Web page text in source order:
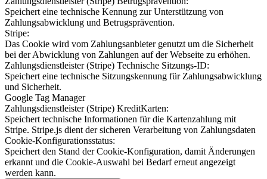
Speichert eine technische Kennung zur Unterstützung von
Zahlungsabwicklung und Betrugsprävention.
Stripe:
Das Cookie wird vom Zahlungsanbieter genutzt um die Sicherheit
bei der Abwicklung von Zahlungen auf der Webseite zu erhöhen.
Zahlungsdienstleister (Stripe) Technische Sitzungs-ID:
Speichert eine technische Sitzungskennung für Zahlungsabwicklung
und Sicherheit.
Google Tag Manager
Zahlungsdienstleister (Stripe) KreditKarten:
Speichert technische Informationen für die Kartenzahlung mit
Stripe. Stripe.js dient der sicheren Verarbeitung von Zahlungsdaten
Cookie-Konfigurationsstatus:
Speichert den Stand der Cookie-Konfiguration, damit Änderungen
erkannt und die Cookie-Auswahl bei Bedarf erneut angezeigt
werden kann.